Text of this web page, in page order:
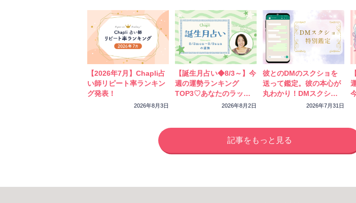
【2026年7月】Chapli占
い師リピート率ランキン
グ発表！
2026年8月3日
【誕生月占い◆8/3～】今
週の運勢ランキング
TOP3♡あなたのラッキ
ーカラーをチェック！
2026年8月2日
彼とのDMのスクショを
送って鑑定。彼の本心が
丸わかり！DMスクショ
特別鑑定をスタートしま
2026年7月31日
記事をもっと見る